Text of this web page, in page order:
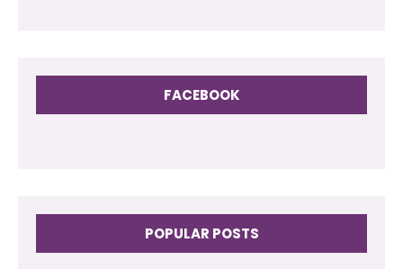
FACEBOOK
POPULAR POSTS